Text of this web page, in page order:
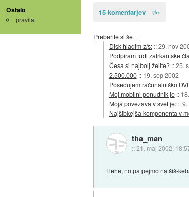
Ostalo
pravila
15 komentarjev
Preberite si še…
Disk hladim z/s: ::29. nov
Podpiram tudi zafrkantske
Česa si najbolj želite? ::25.
2.500.000 :: 19. sep 2002
Posedujem računalniško
Moj mobilni ponudnik je ::
Moja povezava v svet je: ::9.
Najšibkejša komponenta v
tha_man
::21. maj 2002,
Hehe, no pa pejmo na šiš-